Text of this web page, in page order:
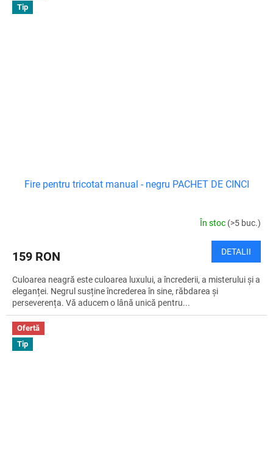
Tip
Fire pentru tricotat manual - negru PACHET DE CINCI
În stoc (>5 buc.)
159 RON DETALII
Culoarea neagră este culoarea luxului, a încrederii, a misterului și a
eleganței. Negrul susține încrederea în sine, răbdarea și
perseverența. Vă aducem o lână unică pentru...
Ofertă
Tip